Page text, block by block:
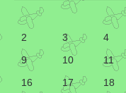
も市民の顔が
四条通は長く
バス停に至っ
ですので「四
2
3 4
9
10 11
16
17 18